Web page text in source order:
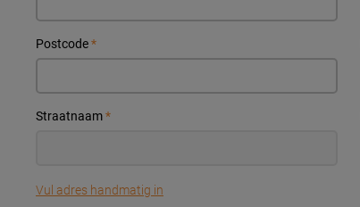
Postcode*
Straatnaam*
Vul adres handmatig in